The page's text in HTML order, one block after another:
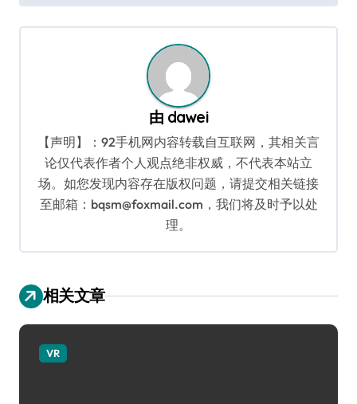
章
导
由 dawei
【声明】：92手机网内容转载自互联网，其相关言
论仅代表作者个人观点绝非权威，不代表本站立
场。如您发现内容存在版权问题，请提交相关链接
至邮箱：bqsm@foxmail.com，我们将及时予以处
理。
相关文章
VR